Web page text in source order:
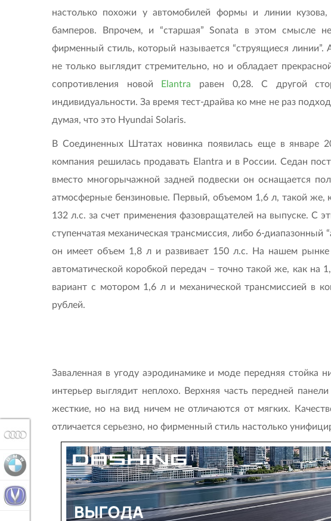
настолько похожи у автомобилей формы и линии
бамперов. Впрочем, и “старшая” Sonata в этом смысле
фирменный стиль, который называется “струящиеся линии”.
не только выглядит стремительно, но и обладает
сопротивления новой Elantra равен 0,28. С другой
индивидуальности. За время тест-драйва ко мне не раз
думая, что это Hyundai Solaris.
В Соединенных Штатах новинка появилась еще в январе
компания решилась продавать Elantra и в России. Седан
вместо многорычажной задней подвески он оснащается
атмосферные бензиновые. Первый, объемом 1,6 л, такой же,
132 л.с. за счет применения фазовращателей на выпуске. С
ступенчатая механическая трансмиссия, либо 6-диапазонный
он имеет объем 1,8 л и развивает 150 л.с. На нашем рынке
автоматической коробкой передач – точно такой же, как на
вариант с мотором 1,6 л и механической трансмиссией в
рублей.
Заваленная в угоду аэродинамике и моде передняя стойка
интерьер выглядит неплохо. Верхняя часть передней
жесткие, но на вид ничем не отличаются от мягких.
отличается серьезно, но фирменный стиль настолько
CHANGAN